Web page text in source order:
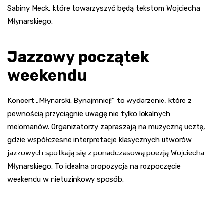
Sabiny Meck, które towarzyszyć będą tekstom Wojciecha
Młynarskiego.
Jazzowy początek
weekendu
Koncert „Młynarski. Bynajmniej!” to wydarzenie, które z
pewnością przyciągnie uwagę nie tylko lokalnych
melomanów. Organizatorzy zapraszają na muzyczną ucztę,
gdzie współczesne interpretacje klasycznych utworów
jazzowych spotkają się z ponadczasową poezją Wojciecha
Młynarskiego. To idealna propozycja na rozpoczęcie
weekendu w nietuzinkowy sposób.